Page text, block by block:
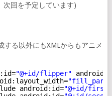
次回を予定しています)
する以外にもXMLからもアニメ
"@+id/flipper"
android:id="@+id/